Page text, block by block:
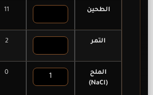
الطحين 11
التمر 2
الملح
(NaCl)
0